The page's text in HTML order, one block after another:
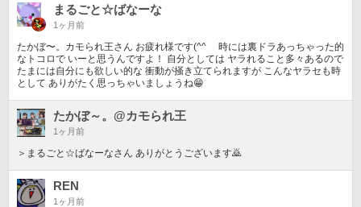
まるごと☆ばなーな
1ヶ月前
たかぼ〜。カモられ王さん お疲れ様です(^^ゞ 時には裏ドラあっちゃった的
なトコロで いーと思うんですよ！ 自分としては ヤラれること多々あるので
たまには自分にも欲しい的な 衝動が掻き立てられますが こんなヤラセも時
として ありがたく思っちゃいましょうね😁
たかぼ～。@カモられ王
1ヶ月前
＞まるごと☆ばなーなさん ありがとうございます🙇
REN
1ヶ月前